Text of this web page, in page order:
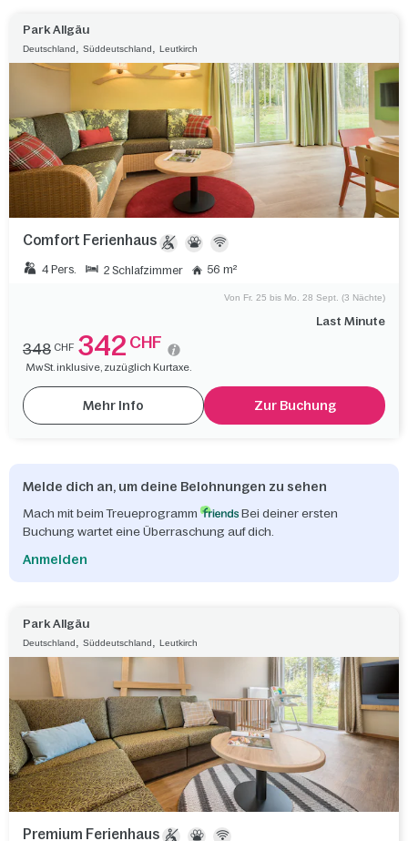
Park Allgäu
Deutschland , Süddeutschland , Leutkirch
Comfort Ferienhaus
4 Pers. 2 Schlafzimmer 56 m²
Last Minute
Von Fr. 25 bis Mo. 28 Sept. (3 Nächte)
348 CHF 342 CHF
MwSt. inklusive, zuzüglich Kurtaxe.
Mehr Info Zur Buchung
Melde dich an, um deine Belohnungen zu sehen
Mach mit beim Treueprogramm
Bei deiner ersten
Buchung wartet eine Überraschung auf dich.
Anmelden
Park Allgäu
Deutschland Süddeutschland Leutkirch
Premium Ferienhaus